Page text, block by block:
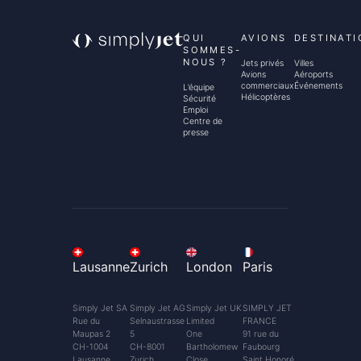
QUI
SOMMES-
NOUS ?
L’équipe
Sécurité
Emploi
Centre de
presse
AVIONS
Jets privés
Avions
commerciaux
Hélicoptères
Villes
Aéroports
Événements
Lausanne
Simply Jet SA
Rue du
Maupas 2
CH-1004
Zurich
Simply Jet AG
Selnaustrasse
5
CH-8001
London
Simply Jet UK
Limited
One
Bartholomew
Paris
SIMPLY JET
FRANCE
91 rue du
Faubourg